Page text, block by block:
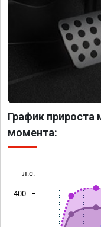
График
момента:
л.с.
400